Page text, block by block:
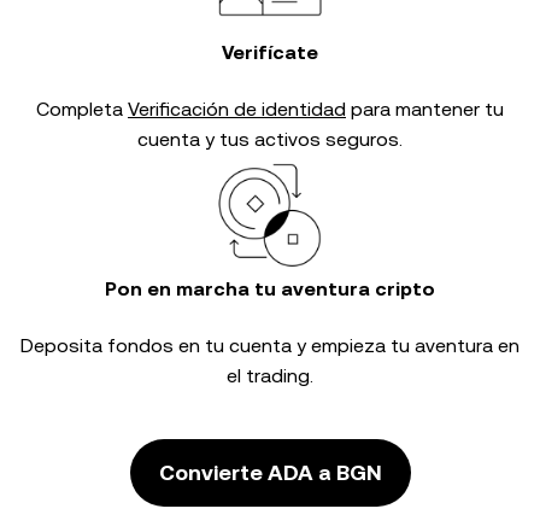
Verifícate
Completa Verificación de identidad para mantener tu
cuenta y tus activos seguros.
Pon en marcha tu aventura cripto
Deposita fondos en tu cuenta y empieza tu aventura en
el trading.
Convierte ADA a BGN